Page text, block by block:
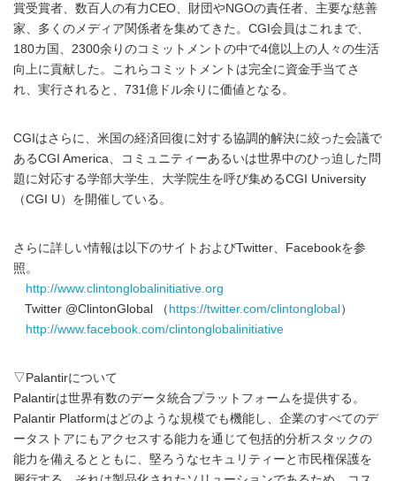
賞受賞者、数百人の有力CEO、財団やNGOの責任者、主要な慈善
家、多くのメディア関係者を集めてきた。CGI会員はこれまで、
180カ国、2300余りのコミットメントの中で4億以上の人々の生活
向上に貢献した。これらコミットメントは完全に資金手当てさ
れ、実行されると、731億ドル余りに価値となる。
CGIはさらに、米国の経済回復に対する協調的解決に絞った会議で
あるCGI America、コミュニティーあるいは世界中のひっ迫した問
題に対応する学部大学生、大学院生を呼び集めるCGI University
（CGI U）を開催している。
さらに詳しい情報は以下のサイトおよびTwitter、Facebookを参
照。
http://www.clintonglobalinitiative.org
Twitter @ClintonGlobal （ https://twitter.com/clintonglobal ）
http://www.facebook.com/clintonglobalinitiative
▽Palantirについて
Palantirは世界有数のデータ統合プラットフォームを提供する。
Palantir Platformはどのような規模でも機能し、企業のすべてのデ
ータストアにもアクセスする能力を通じて包括的分析スタックの
能力を備えるとともに、堅ろうなセキュリティーと市民権保護を